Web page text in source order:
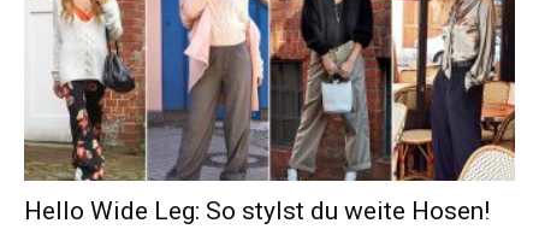
Hello Wide Leg: So stylst du weite Hosen!